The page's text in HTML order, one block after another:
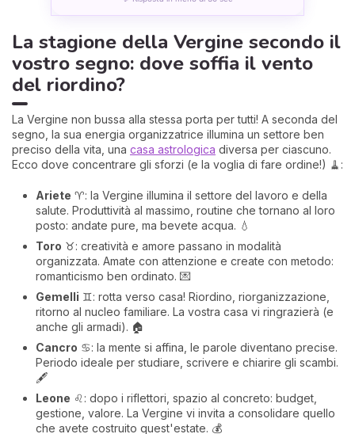
La stagione della Vergine secondo il
vostro segno: dove soffia il vento
del riordino?
La Vergine non bussa alla stessa porta per tutti! A seconda del
segno, la sua energia organizzatrice illumina un settore ben
preciso della vita, una casa astrologica diversa per ciascuno.
Ecco dove concentrare gli sforzi (e la voglia di fare ordine!) 🧹:
Ariete ♈: la Vergine illumina il settore del lavoro e della
salute. Produttività al massimo, routine che tornano al loro
posto: andate pure, ma bevete acqua. 💧
Toro ♉: creatività e amore passano in modalità
organizzata. Amate con attenzione e create con metodo:
romanticismo ben ordinato. 💌
Gemelli ♊: rotta verso casa! Riordino, riorganizzazione,
ritorno al nucleo familiare. La vostra casa vi ringrazierà (e
anche gli armadi). 🏠
Cancro ♋: la mente si affina, le parole diventano precise.
Periodo ideale per studiare, scrivere e chiarire gli scambi.
🖋️
Leone ♌: dopo i riflettori, spazio al concreto: budget,
gestione, valore. La Vergine vi invita a consolidare quello
che avete costruito quest'estate. 💰